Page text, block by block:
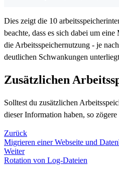
Dies zeigt die 10
beachte, dass es sich dabei um
die Arbeitsspeichernutzung - je
deutlichen Schwankungen
Zusätzlichen
Solltest du zusätzlichen
dieser Information haben, so
Zurück
Migrieren einer Webseite und
Weiter
Rotation von Log-Dateien